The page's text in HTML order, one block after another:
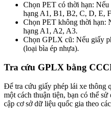
Chọn PET có thời hạn: Nếu
hạng A1, B1, B2, C, D, E,
Chọn PET không thời hạn:
hạng A1, A2, A3.
Chọn GPLX cũ: Nếu giấy
(loại bìa ép nhựa).
Tra cứu GPLX bằng
Để tra cứu giấy phép lái xe thông
một cách thuận tiện, bạn có thể
cập cơ sở dữ liệu quốc gia theo